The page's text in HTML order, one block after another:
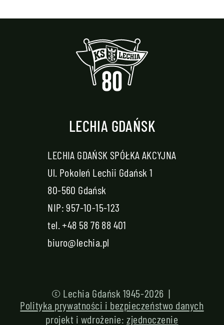
LECHIA GDAŃSK
LECHIA GDAŃSK SPÓŁKA AKCYJNA
Ul. Pokoleń Lechii Gdańsk 1
80-560 Gdańsk
NIP: 957-10-15-123
tel.+48 58 76 88 401
biuro@lechia.pl
© Lechia Gdańsk 1945-2026 |
Polityka prywatności i bezpieczeństwo danych
projekt i wdrożenie: zjednoczenie